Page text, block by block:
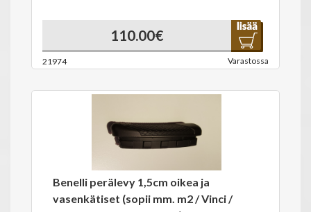
110.00€
21974 Varastossa
Benelli perälevy 1,5cm oikea ja
vasenkätiset (sopii mm. m2 / Vinci /